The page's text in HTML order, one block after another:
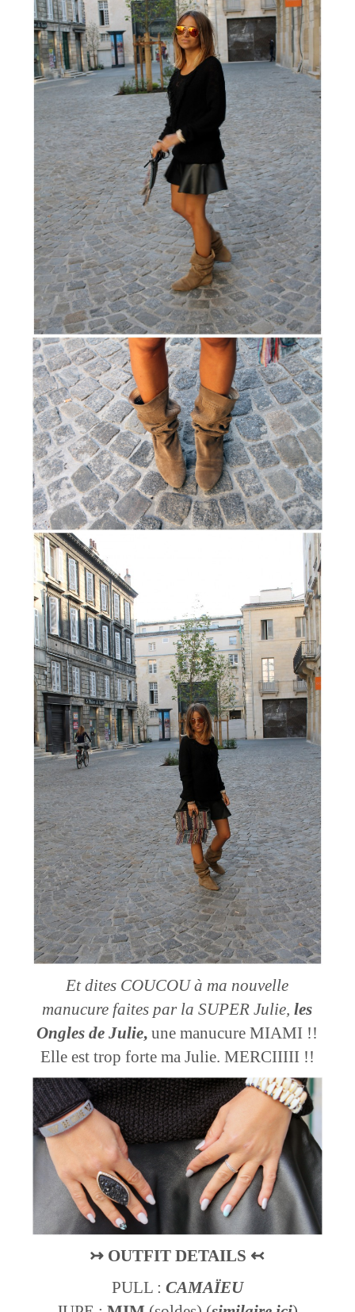
Et dites COUCOU à ma nouvelle
manucure faites par la SUPER Julie, les
Ongles de Julie, une manucure MIAMI !!
Elle est trop forte ma Julie. MERCIIIII !!
↣ OUTFIT DETAILS ↢
PULL : CAMAÏEU